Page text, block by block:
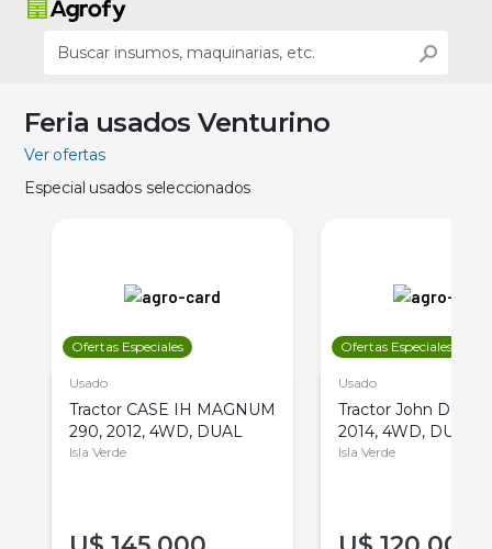
Feria usados Venturino
Ver ofertas
Especial usados seleccionados
Ofertas Especiales
Usado
Tractor CASE IH MAGNUM
290, 2012, 4WD, DUAL
Isla Verde
Ofertas Especiales
Usado
Tractor John Deere
2014, 4WD, DUAL
Isla Verde